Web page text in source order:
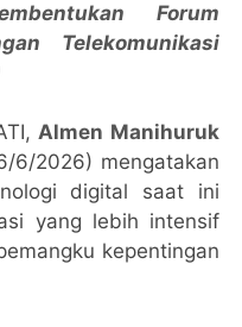
Forum
Telekomunikasi
Almen Manihuruk
6/2026) mengatakan
digital saat ini
yang lebih intensif
kepentingan